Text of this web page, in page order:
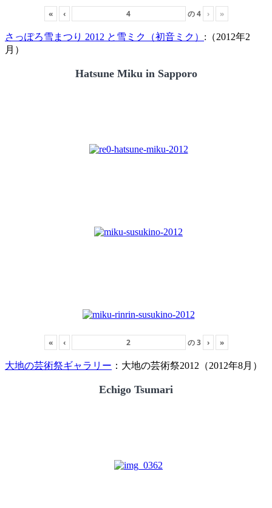
« ‹ の4 › »
さっぽろ雪まつり 2012 と雪ミク（初音ミク） :（2012年2
月）
Hatsune Miku in Sapporo
« ‹ の3 › »
大地の芸術祭ギャラリー ：大地の芸術祭2012（2012年8月）
Echigo Tsumari